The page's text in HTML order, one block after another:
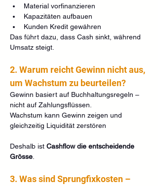
Material vorfinanzieren
Kapazitäten aufbauen
Kunden Kredit gewähren
Das führt dazu, dass Cash sinkt, während
Umsatz steigt.
2. Warum reicht Gewinn nicht aus,
um Wachstum zu beurteilen?
Gewinn basiert auf Buchhaltungsregeln –
nicht auf Zahlungsflüssen.
Wachstum kann Gewinn zeigen und
gleichzeitig Liquidität zerstören
Deshalb ist Cashflow die entscheidende
Grösse
3. Was sind Sprungfixkosten –